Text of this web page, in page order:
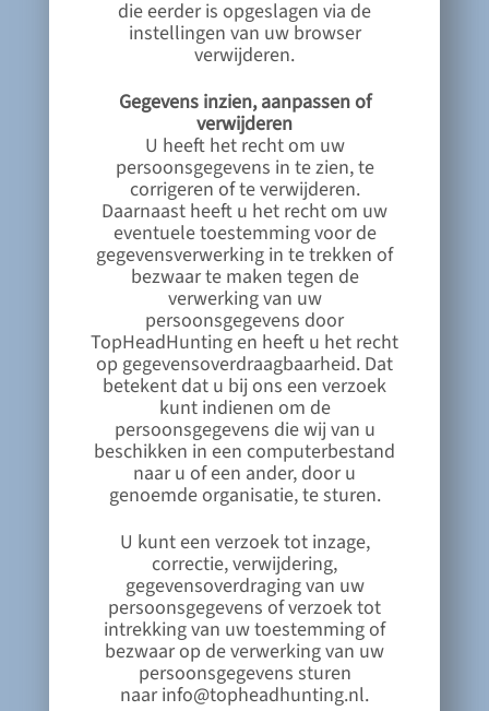
die eerder is opgeslagen via de
instellingen van uw browser
verwijderen.
Gegevens inzien, aanpassen of
verwijderen
U heeft het recht om uw
persoonsgegevens in te zien, te
corrigeren of te verwijderen.
Daarnaast heeft u het recht om uw
eventuele toestemming voor de
gegevensverwerking in te trekken of
bezwaar te maken tegen de
verwerking van uw
persoonsgegevens door
TopHeadHunting en heeft u het recht
op gegevensoverdraagbaarheid. Dat
betekent dat u bij ons een verzoek
kunt indienen om de
persoonsgegevens die wij van u
beschikken in een computerbestand
naar u of een ander, door u
genoemde organisatie, te sturen.
U kunt een verzoek tot inzage,
correctie, verwijdering,
gegevensoverdraging van uw
persoonsgegevens of verzoek tot
intrekking van uw toestemming of
bezwaar op de verwerking van uw
persoonsgegevens sturen
naarinfo@topheadhunting.nl.